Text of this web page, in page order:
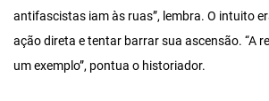
antifascistas iam às ruas”, lembra. O intuito
ação direta e tentar barrar sua ascensão. “A
um exemplo”, pontua o historiador.